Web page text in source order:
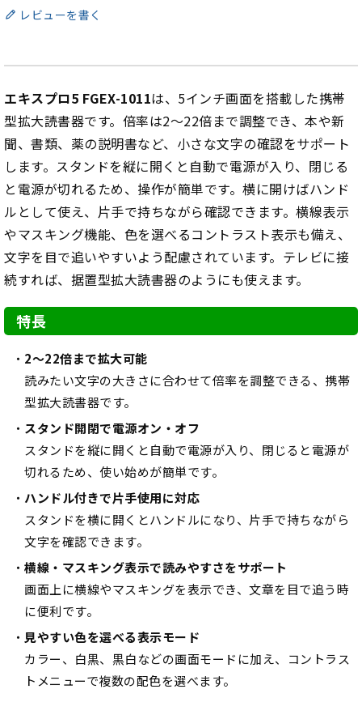
レビューを書く
エキスプロ5 FGEX-1011は、5インチ画面を搭載した携帯
型拡大読書器です。倍率は2〜22倍まで調整でき、本や新
聞、書類、薬の説明書など、小さな文字の確認をサポート
します。スタンドを縦に開くと自動で電源が入り、閉じる
と電源が切れるため、操作が簡単です。横に開けばハンド
ルとして使え、片手で持ちながら確認できます。横線表示
やマスキング機能、色を選べるコントラスト表示も備え、
文字を目で追いやすいよう配慮されています。テレビに接
続すれば、据置型拡大読書器のようにも使えます。
特長
2〜22倍まで拡大可能
読みたい文字の大きさに合わせて倍率を調整できる、携帯
型拡大読書器です。
スタンド開閉で電源オン・オフ
スタンドを縦に開くと自動で電源が入り、閉じると電源が
切れるため、使い始めが簡単です。
ハンドル付きで片手使用に対応
スタンドを横に開くとハンドルになり、片手で持ちながら
文字を確認できます。
横線・マスキング表示で読みやすさをサポート
画面上に横線やマスキングを表示でき、文章を目で追う時
に便利です。
見やすい色を選べる表示モード
カラー、白黒、黒白などの画面モードに加え、コントラス
トメニューで複数の配色を選べます。